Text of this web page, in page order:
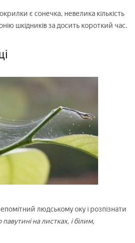
є сонечка, невелика кількість
шкідників за досить короткий час.
людському оку і розпізнати
на листках, і білим,